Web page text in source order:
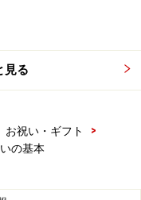
見る
お祝い・ギフト
>
の基本